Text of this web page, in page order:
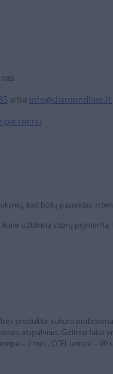
arba info@diamondline.lt
partneriu
kad būtų pasiektas
kurie užtikrina stiprų
produktai sukurti
atspalviais. Geliniai lakai
– 2 min., CCFL lempa – 90